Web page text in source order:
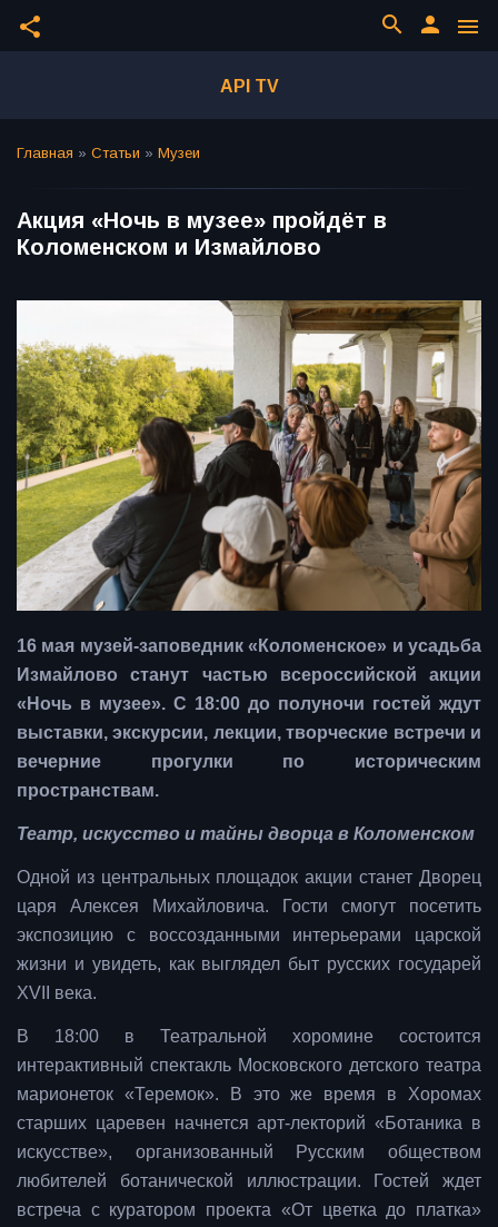
share menu
person
search
API TV
Главная » Статьи » Музеи
Акция «Ночь в музее» пройдёт в
Коломенском и Измайлово
16 мая музей-заповедник «Коломенское» и усадьба
Измайлово станут частью всероссийской акции
«Ночь в музее». С 18:00 до полуночи гостей ждут
выставки, экскурсии, лекции, творческие встречи и
вечерние прогулки по историческим
пространствам.
Театр, искусство и тайны дворца в Коломенском
Одной из центральных площадок акции станет Дворец
царя Алексея Михайловича. Гости смогут посетить
экспозицию с воссозданными интерьерами царской
жизни и увидеть, как выглядел быт русских государей
XVII века.
В 18:00 в Театральной хоромине состоится
интерактивный спектакль Московского детского театра
марионеток «Теремок». В это же время в Хоромах
старших царевен начнется арт-лекторий «Ботаника в
искусстве», организованный Русским обществом
любителей ботанической иллюстрации. Гостей ждет
встреча с куратором проекта «От цветка до платка»